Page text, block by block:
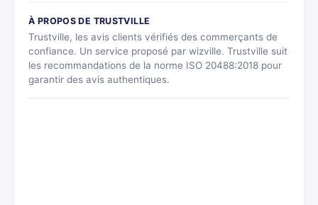
À PROPOS DE TRUSTVILLE
Trustville, les avis clients vérifiés des commerçants de
confiance. Un service proposé par wizville. Trustville suit
les recommandations de la norme ISO 20488:2018 pour
garantir des avis authentiques.